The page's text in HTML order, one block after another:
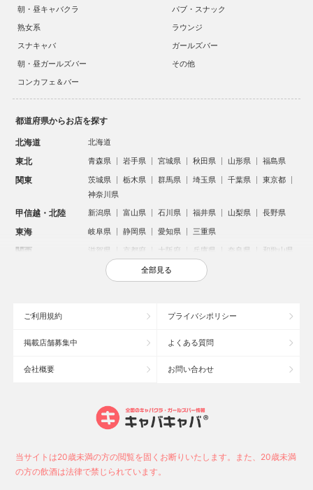
朝・昼キャバクラ
パブ・スナック
熟女系
ラウンジ
スナキャバ
ガールズバー
朝・昼ガールズバー
その他
コンカフェ＆バー
都道府県からお店を探す
北海道 北海道
東北 青森県 岩手県 宮城県 秋田県 山形県 福島県
関東 茨城県 栃木県 群馬県 埼玉県 千葉県
東京都
神奈川県
甲信越・北陸 新潟県 富山県 石川県 福井県 山梨県 長野県
東海 岐阜県 静岡県 愛知県 三重県
関西 滋賀県 京都府 大阪府 兵庫県 奈良県 和歌山県
鳥取県 島根県 岡山県 広島県
沖縄県
大宮のキャバクラ
新潟市のキャバクラ
高崎市のキャバクラ
新潟駅前のキャバクラ
全部見る
ご利用規約 プライバシポリシー
掲載店舗募集中 よくある質問
会社概要 お問い合わせ
当サイトは20歳未満の方の閲覧を固くお断りいたします。また、20歳未満
の方の飲酒は法律で禁じられています。